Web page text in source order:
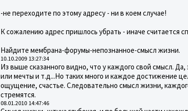
-не переходите по этому адресу - ни в коем случае!
К сожалению адрес пришлось убрать - иначе считается
Найдите мембрана-форумы-непознанное-смысл жизни.
10.10.2009 13:27:34
Из выше сказанного видно, что у каждого свой смысл.
или мечты и т.д...Но таких много и каждое достижение
ощущение, счастье. Следовательно смысл жизни,
стремятся.
08.01.2010 14:47:46